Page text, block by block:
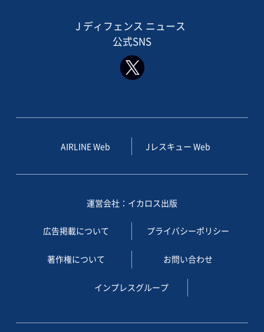
J ディフェンス ニュース
公式SNS
AIRLINE Web Jレスキュー Web
運営会社：イカロス出版
広告掲載について プライバシーポリシー
著作権について お問い合わせ
インプレスグループ